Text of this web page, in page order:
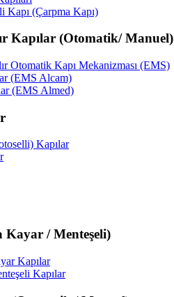
Kapı (Çarpma Kapı)
Kapılar (Otomatik/ Manuel)
Otomatik Kapı Mekanizması (EMS)
(EMS Alcam)
(EMS Almed)
Kapılar
Kayar / Menteşeli)
Kapılar
Kapılar